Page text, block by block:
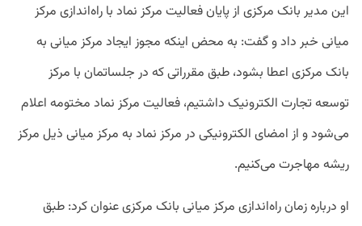
این مدیر بانک مرکزی از پایان فعالیت مرکز نماد با راه‌اندازی مرکز
میانی خبر داد و گفت: به محض اینکه مجوز ایجاد مرکز میانی به
بانک مرکزی اعطا بشود، طبق مقرراتی که در جلساتمان با مرکز
توسعه تجارت الکترونیک داشتیم، فعالیت مرکز نماد مختومه اعلام
می‌شود و از امضای الکترونیکی در مرکز نماد به مرکز میانی ذیل مرکز
ریشه مهاجرت می‌کنیم.
او درباره زمان راه‌اندازی مرکز میانی بانک مرکزی عنوان کرد: طبق